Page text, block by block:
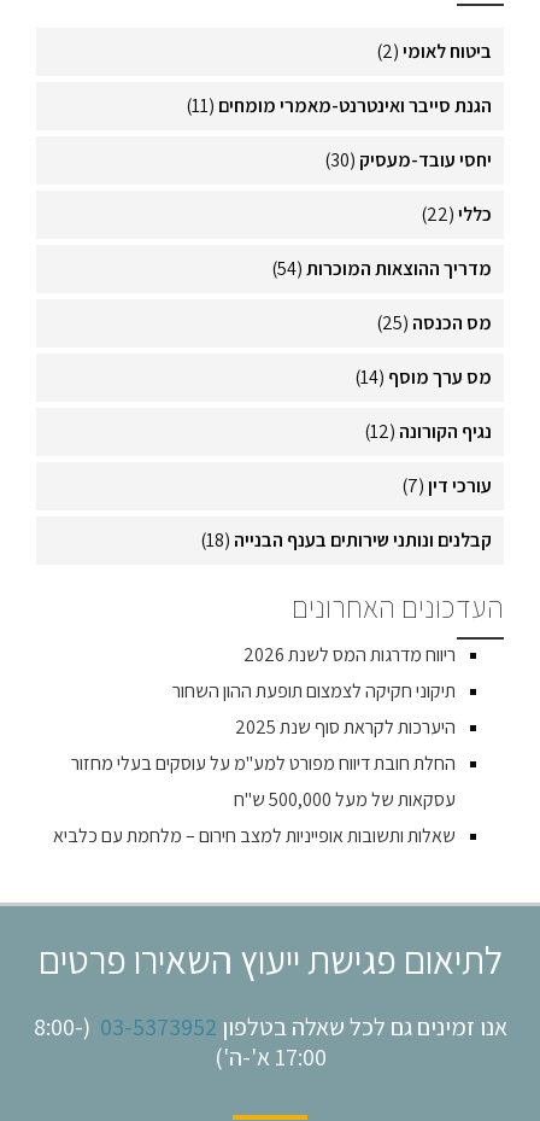
ביטוח לאומי(2)
הגנת סייבר ואינטרנט-מאמרי מומחים (11)
יחסי עובד-מעסיק (30)
כללי(22)
מדריך ההוצאות המוכרות(54)
מס הכנסה (25)
מס ערך מוסף (14)
נגיף הקורונה (12)
עורכי דין(7)
קבלנים ונותני שירותים בענף הבנייה (18)
העדכונים האחרונים
ריווח מדרגות המס לשנת 2026
תיקוני חקיקה לצמצום תופעת ההון השחור
היערכות לקראת סוף שנת 2025
החלת חובת דיווח מפורט למע"מ על עוסקים בעלי מחזור
עסקאות של מעל 500,000 ש"ח
שאלות ותשובות אופייניות למצב חירום – מלחמת עם כלביא
לתיאום פגישת ייעוץ השאירו פרטים
אנו זמינים גם לכל שאלה בטלפון 03-5373952
(8:00-
17:00 א'-ה')